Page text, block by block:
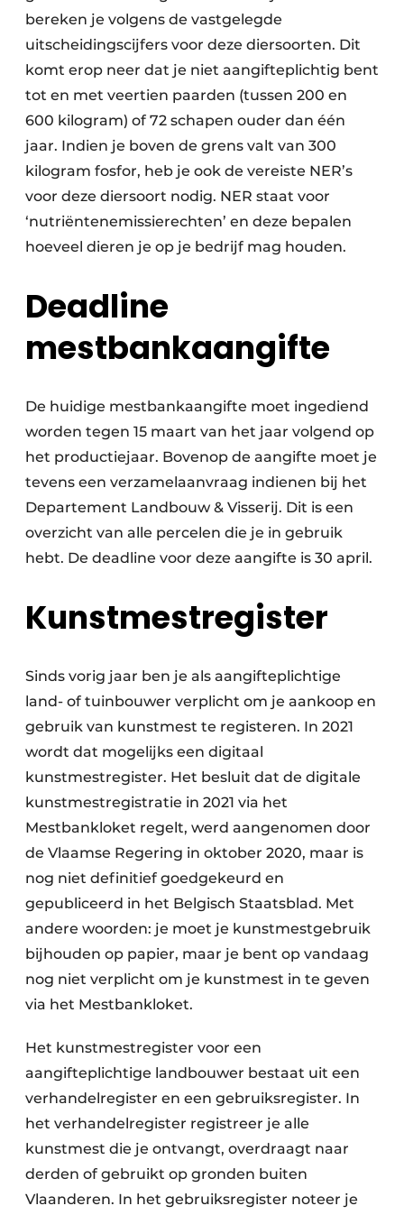
bereken je volgens de vastgelegde
uitscheidingscijfers voor deze diersoorten. Dit
komt erop neer dat je niet aangifteplichtig bent
tot en met veertien paarden (tussen 200 en
600 kilogram) of 72 schapen ouder dan één
jaar. Indien je boven de grens valt van 300
kilogram fosfor, heb je ook de vereiste NER’s
voor deze diersoort nodig. NER staat voor
‘nutriëntenemissierechten’ en deze bepalen
hoeveel dieren je op je bedrijf mag houden.
Deadline
mestbankaangifte
De huidige mestbankaangifte moet ingediend
worden tegen 15 maart van het jaar volgend op
het productiejaar. Bovenop de aangifte moet je
tevens een verzamelaanvraag indienen bij het
Departement Landbouw & Visserij. Dit is een
overzicht van alle percelen die je in gebruik
hebt. De deadline voor deze aangifte is 30 april.
Kunstmestregister
Sinds vorig jaar ben je als aangifteplichtige
land- of tuinbouwer verplicht om je aankoop en
gebruik van kunstmest te registeren. In 2021
wordt dat mogelijks een digitaal
kunstmestregister. Het besluit dat de digitale
kunstmestregistratie in 2021 via het
Mestbankloket regelt, werd aangenomen door
de Vlaamse Regering in oktober 2020, maar is
nog niet definitief goedgekeurd en
gepubliceerd in het Belgisch Staatsblad. Met
andere woorden: je moet je kunstmestgebruik
bijhouden op papier, maar je bent op vandaag
nog niet verplicht om je kunstmest in te geven
via het Mestbankloket.
Het kunstmestregister voor een
aangifteplichtige landbouwer bestaat uit een
verhandelregister en een gebruiksregister. In
het verhandelregister registreer je alle
kunstmest die je ontvangt, overdraagt naar
derden of gebruikt op gronden buiten
Vlaanderen. In het gebruiksregister noteer je